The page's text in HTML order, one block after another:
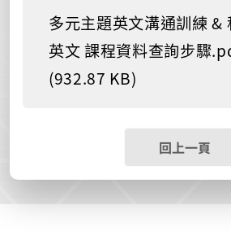
多元主題英文溝通訓練 &
英文 課程資料查詢步驟
(932.87 KB)
回上一頁